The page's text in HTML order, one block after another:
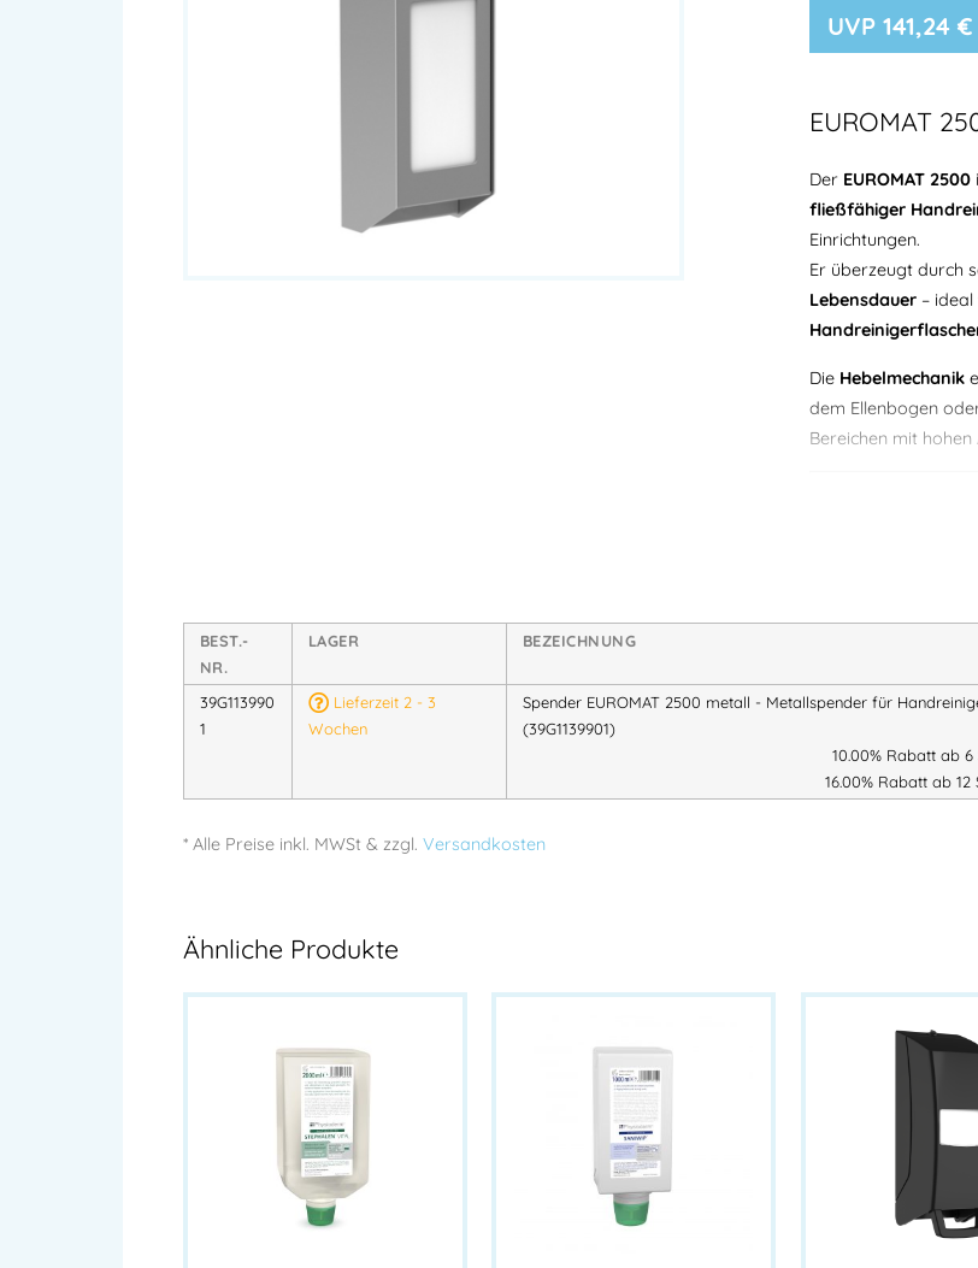
141,24 €
EUROMAT
Der EUROMAT 2500
fließfähiger
Einrichtungen.
Er überzeugt durch
Lebensdauer –
Die Hebelmechanik
dem Ellenbogen
Bereichen mit
Breite
ca.
Tiefe
ca.
Kompatibilität
BEST.-
NR.
LAGER BEZEICHNUNG
39G113990
1
Lieferzeit 2 - 3
Wochen
Spender EUROMAT 2500 metall - Metallspender für
(39G1139901)
10.00% Rabatt ab 6
16.00% Rabatt ab 12
* Alle Preise inkl. MWSt & zzgl. Versandkosten
Ähnliche Produkte